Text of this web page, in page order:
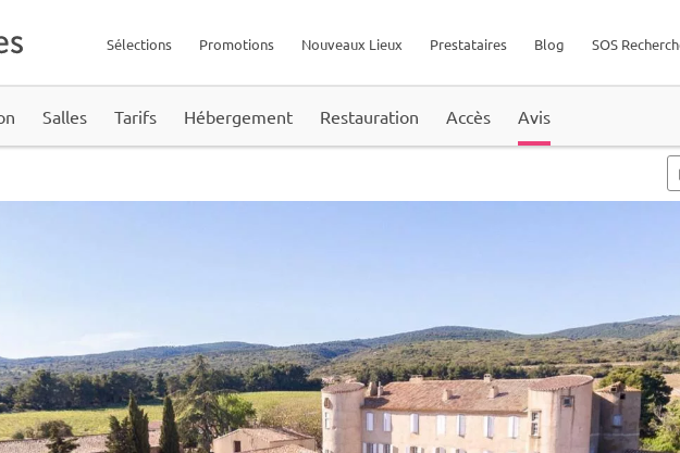
SOS
Blog
Prestataires
Nouveaux Lieux
Promotions
Sélections
Salles Tarifs Hébergement Restauration Accès Avis